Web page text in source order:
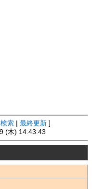
索 最終更新 ]
(木) 14:43:43